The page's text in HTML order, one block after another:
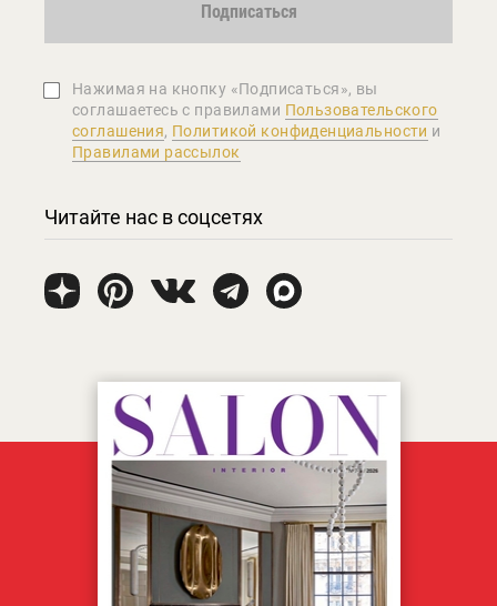
Подписаться
Нажимая на кнопку «Подписаться», вы
соглашаетеcь с правилами Пользовательского
соглашения, Политикой конфиденциальности и
Правилами рассылок
Читайте нас в соцсетях